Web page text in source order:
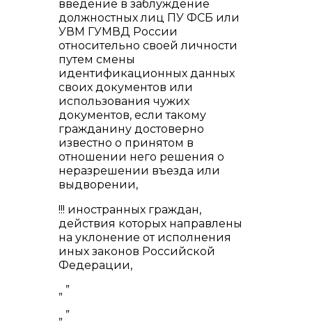
введение в заблуждение
должностных лиц ПУ ФСБ или
УВМ ГУМВД России
относительно своей личности
путем смены
идентификационных данных
своих документов или
использования чужих
документов, если такому
гражданину достоверно
известно о принятом в
отношении него решения о
неразрешении въезда или
выдворении,
!!! иностранных граждан,
действия которых направлены
на уклонение от исполнения
иных законов Российской
Федерации,
„ ”
„ ”